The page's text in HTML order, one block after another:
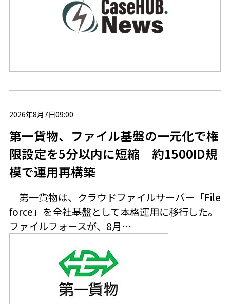
2026年8月7日09:00
第一貨物、ファイル基盤の一元化で権
限設定を5分以内に短縮 約1500ID規
模で運用再構築
第一貨物は、クラウドファイルサーバー「File
force」を全社基盤として本格運用に移行した。
ファイルフォースが、8月…